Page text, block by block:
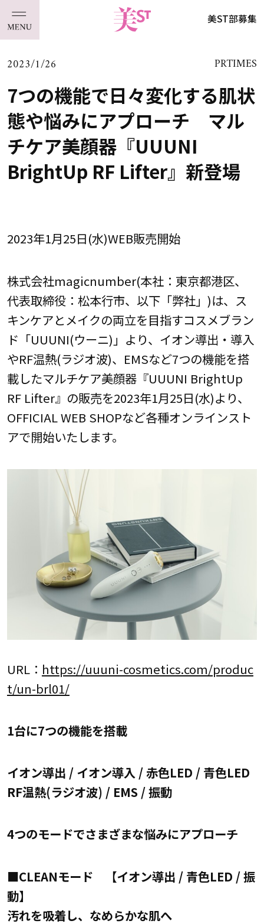
美ST部募集
2023/1/26 PRTIMES
7つの機能で日々変化する肌状
態や悩みにアプローチ マル
チケア美顔器『UUUNI
BrightUp RF Lifter』新登場
2023年1月25日(水)WEB販売開始
株式会社magicnumber(本社：東京都港区、
代表取締役：松本行市、以下「弊社」)は、ス
キンケアとメイクの両立を目指すコスメブラン
ド「UUUNI(ウーニ)」より、イオン導出・導入
やRF温熱(ラジオ波)、EMSなど7つの機能を搭
載したマルチケア美顔器『UUUNI BrightUp
RF Lifter』の販売を2023年1月25日(水)より、
OFFICIAL WEB SHOPなど各種オンラインスト
アで開始いたします。
URL： https://uuuni-cosmetics.com/produc
t/un-brl01/
1台に7つの機能を搭載
イオン導出 / イオン導入 / 赤色LED / 青色LED
RF温熱(ラジオ波) / EMS / 振動
4つのモードでさまざまな悩みにアプローチ
■CLEANモード
【イオン導出 / 青色LED / 振
動】
汚れを吸着し、なめらかな肌へ